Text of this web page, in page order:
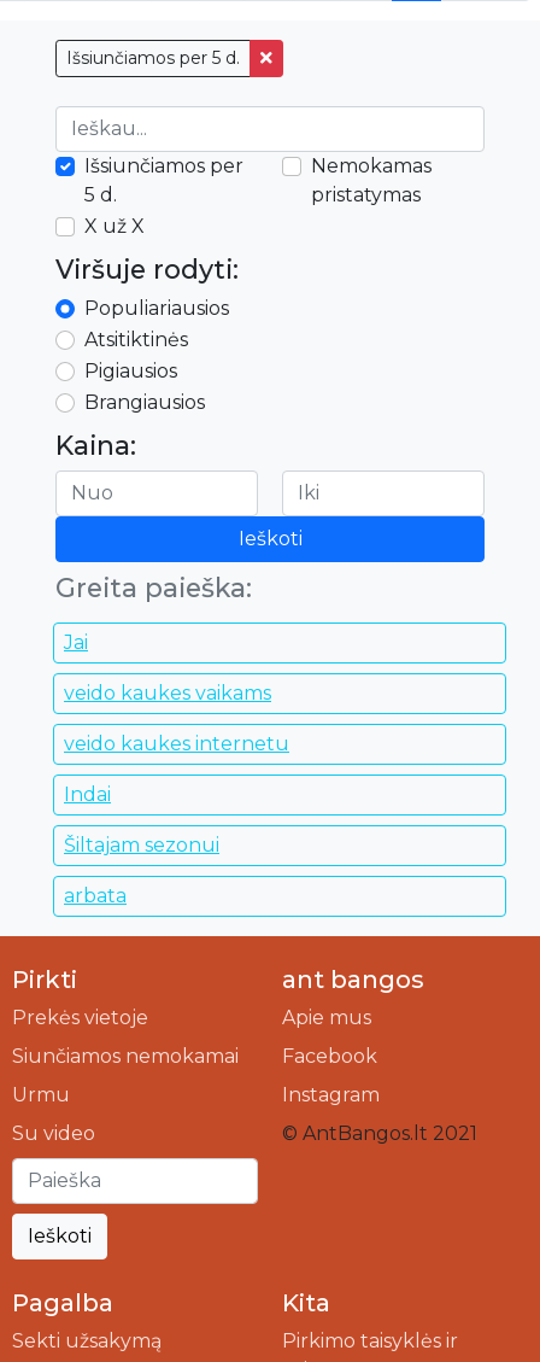
Išsiunčiamos per 5 d.
Išsiunčiamos per
5 d.
Nemokamas
pristatymas
X už X
Viršuje rodyti:
Populiariausios
Atsitiktinės
Pigiausios
Brangiausios
Kaina:
Ieškoti
Greita paieška:
Jai
veido kaukes vaikams
veido kaukes internetu
Indai
Šiltajam sezonui
arbata
Pirkti
Prekės vietoje
Siunčiamos nemokamai
Urmu
Su video
Ieškoti
ant bangos
Apie mus
Facebook
Instagram
© AntBangos.lt 2021
Pagalba
Sekti užsakymą
Kita
Pirkimo taisyklės ir